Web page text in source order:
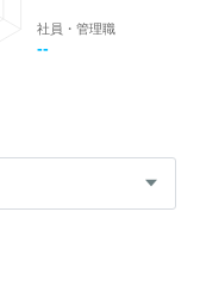
社員・管理職
--